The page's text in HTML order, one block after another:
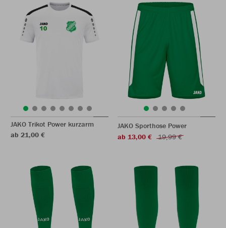
JAKO Trikot Power kurzarm
ab 21,00 €
JAKO Sporthose Power
ab 13,00 €
19,99 €